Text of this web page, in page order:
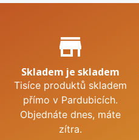
Proč nakupovat u nás?
store_mall_directory
Skladem je skladem
Tisíce produktů skladem
přímo v Pardubicích.
Objednáte dnes, máte
zítra.